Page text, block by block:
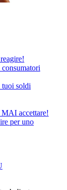
tuoi soldi
accettare!
per uno
dedicato